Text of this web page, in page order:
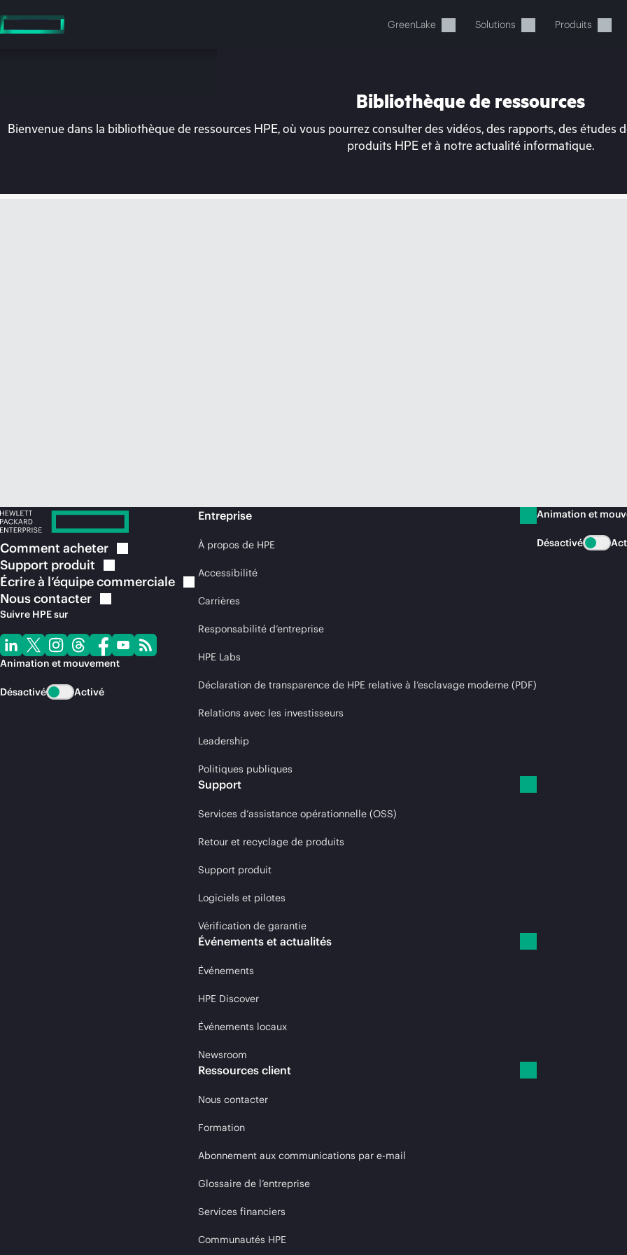
au
contenu
GreenLake Solutions Produits
Votre panier est actuellement
Bibliothèque de ressources
Bienvenue dans la bibliothèque de ressources HPE, où vous pourrez consulter des vidéos, des rapports, des études
produits HPE et à notre actualité informatique.
Comment acheter
Support produit
Écrire à l’équipecommerciale
Nouscontacter
Suivre HPE sur
Animation et mouvement
Désactivé Activé
Entreprise
À propos de HPE
Accessibilité
Carrières
Responsabilité d’entreprise
HPE Labs
Déclaration de transparence de HPE relative à l’esclavage moderne (PDF)
Relations avec les investisseurs
Leadership
Politiques publiques
Support
Services d’assistance opérationnelle (OSS)
Retour et recyclage de produits
Support produit
Logiciels et pilotes
Vérification de garantie
Événements et actualités
Événements
HPE Discover
Événements locaux
Newsroom
Ressources client
Nous contacter
Formation
Abonnement aux communications par e-mail
Glossaire de l’entreprise
Services financiers
Communautés HPE
Animation et
Désactivé